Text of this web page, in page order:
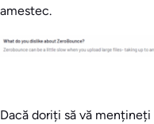
amestec.
Dacă doriți să vă mențineți